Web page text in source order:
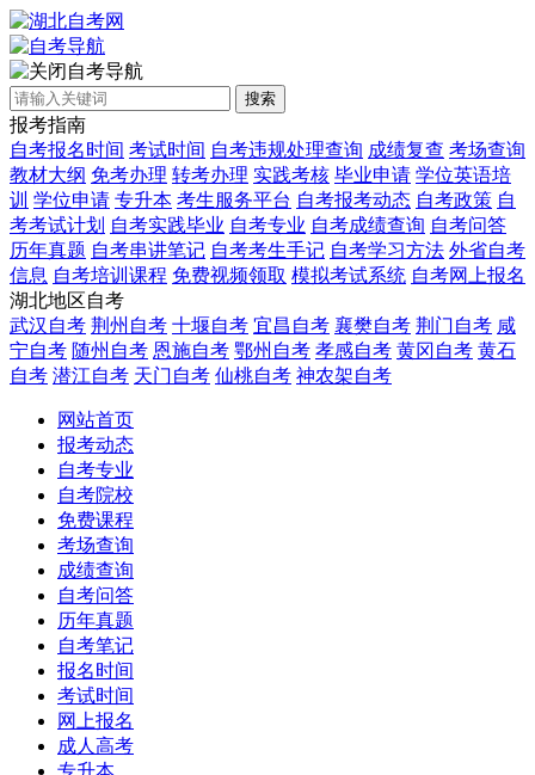
自考导航
搜索
报考指南
自考报名时间 考试时间 自考违规处理查询 成绩复查 考场查询
教材大纲 免考办理 转考办理 实践考核 毕业申请 学位英语培
训 学位申请 专升本 考生服务平台 自考报考动态 自考政策 自
考考试计划 自考实践毕业 自考专业 自考成绩查询 自考问答
历年真题 自考串讲笔记 自考考生手记 自考学习方法 外省自考
信息 自考培训课程 免费视频领取 模拟考试系统 自考网上报名
湖北地区自考
武汉自考 荆州自考 十堰自考 宜昌自考 襄樊自考 荆门自考 咸
宁自考 随州自考 恩施自考 鄂州自考 孝感自考 黄冈自考 黄石
自考 潜江自考 天门自考 仙桃自考 神农架自考
网站首页
报考动态
自考专业
自考院校
免费课程
考场查询
成绩查询
自考问答
历年真题
自考笔记
报名时间
考试时间
网上报名
成人高考
专升本